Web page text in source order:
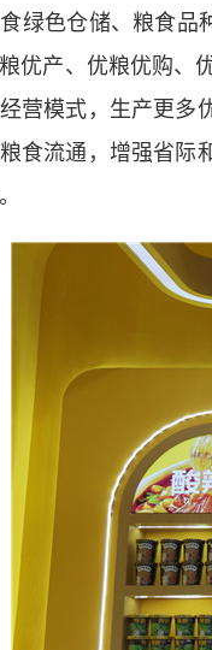
绿色仓储、粮食品
优产、优粮优购、
营模式，生产更多
食流通，增强省际